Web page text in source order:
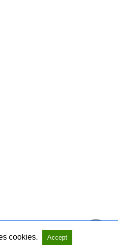
cookies. Accept